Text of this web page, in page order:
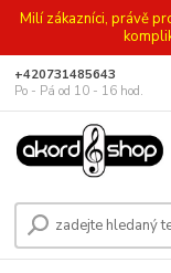
Milí zákazníci, právě
+420731485643
Po - Pá od 10 - 16 hod.